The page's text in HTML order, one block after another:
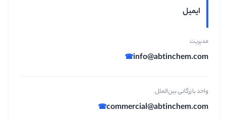
ایمیل
مدیریت
info@abtinchem.com
واحد بازرگانی بین‌الملل
commercial@abtinchem.com